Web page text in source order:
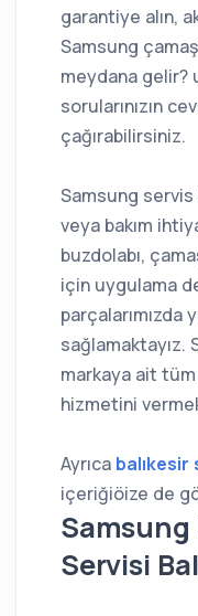
garantiye alın,
Samsung
meydana gelir?
sorularınızın
çağırabilirsiniz.
Samsung servis
veya bakım
buzdolabı,
için uygulama
sağlamaktayız.
markaya ait tüm
hizmetini
Ayrıca
içeriğiöize de
Samsung
Servisi